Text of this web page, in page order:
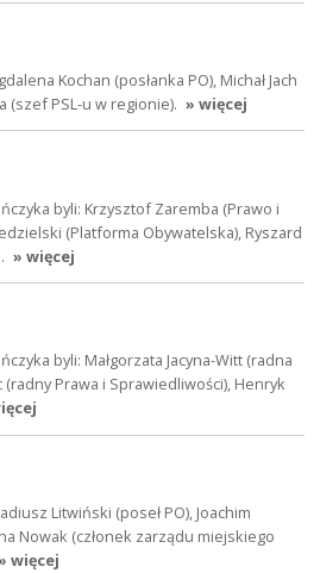
Kochan (posłanka PO), Michał Jach
(szef PSL-u w regionie). » więcej
byli: Krzysztof Zaremba (Prawo i
(Platforma Obywatelska), Ryszard
» więcej
byli: Małgorzata Jacyna-Witt (radna
Prawa i Sprawiedliwości), Henryk
Litwiński (poseł PO), Joachim
Nowak (członek zarządu miejskiego
więcej